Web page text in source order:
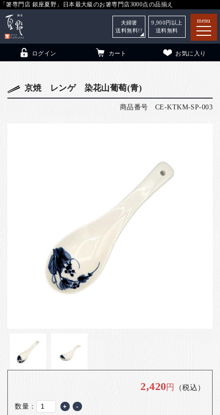
「箸専門店 銀座夏野」日本最大級のお箸専門店3000点の品揃え
menu
お問い合わせ
ログイン カート お気に入り
夫婦箸
送料無料!!
9,900 円以上
送料無料
京焼 レンゲ 染花山葡萄(青)
商品番号 CE-KTKM-SP-003
2,420円 （税込）
数量： + -